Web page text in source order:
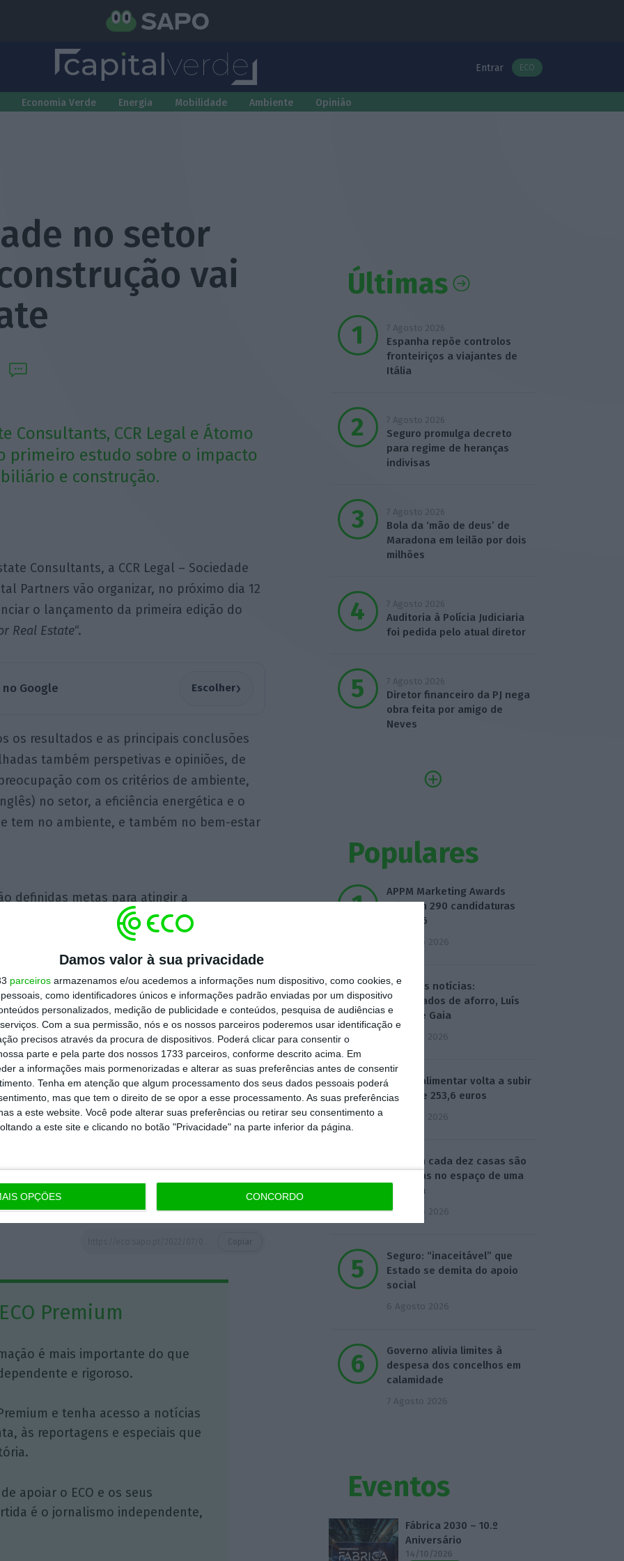
Damos valor à sua privacidade
parceiros armazenamos e/ou acedemos a informações num dispositivo, como cookies, e
como identificadores únicos e informações padrão enviadas por um dispositivo
personalizados, medição de publicidade e conteúdos, pesquisa de audiências e
Com a sua permissão, nós e os nossos parceiros poderemos usar identificação e
precisos através da procura de dispositivos. Poderá clicar para consentir o
parte e pela parte dos nossos 1733 parceiros, conforme descrito acima. Em
a informações mais pormenorizadas e alterar as suas preferências antes de consentir
Tenha em atenção que algum processamento dos seus dados pessoais poderá
mas que tem o direito de se opor a esse processamento. As suas preferências
a este website. Você pode alterar suas preferências ou retirar seu consentimento a
a este site e clicando no botão "Privacidade" na parte inferior da página.
OPÇÕES CONCORDO
Entrar ECO
Economia Verde Energia Mobilidade Ambiente Opinião
no setor
vai
Consultants, CCR Legal e Átomo
primeiro estudo sobre o impacto
e construção.
Consultants, a CCR Legal – Sociedade
Partners vão organizar, no próximo dia 12
o lançamento da primeira edição do
Real Estate“.
Google Escolher›
os resultados e as principais conclusões
também perspetivas e opiniões, de
com os critérios de ambiente,
no setor, a eficiência energética e o
tem no ambiente, e também no bem-estar
definidas metas para atingir a
e em que são lançados apelos para
sejam maiores.Só o setor imobiliário e
de CO2 a nível global.
relevante discussão sobre os principais
imobiliário, trazendo para cima da mesa
também dando voz a especialistas
e aos inquilinos que são quem, na
por estes temas”, informa o
no Palácio Sottomayor em Lisboa,
(gratuitas mas dependentes da
.
Premium
é mais importante do que
e rigoroso.
e tenha acesso a notícias
às reportagens e especiais que
apoiar o ECO e os seus
é o jornalismo independente,
Últimas
7 Agosto 2026
Espanha repõe controlos
fronteiriços a viajantes de
Itália
7 Agosto 2026
Seguro promulga decreto
para regime de heranças
indivisas
7 Agosto 2026
Bola da ‘mão de deus’ de
Maradona em leilão por dois
milhões
7 Agosto 2026
Auditoria à Polícia Judiciaria
foi pedida pelo atual diretor
7 Agosto 2026
Diretor financeiro da PJ nega
obra feita por amigo de
Neves
Populares
APPM Marketing Awards
atingem 290 candidaturas
em 2026
4 Agosto 2026
Hoje nas notícias:
certificados de aforro, Luís
Neves e Gaia
5 Agosto 2026
Cabaz alimentar volta a subir
e atinge 253,6 euros
5 Agosto 2026
Uma em cada dez casas são
vendidas no espaço de uma
semana
6 Agosto 2026
Seguro: “inaceitável” que
Estado se demita do apoio
social
6 Agosto 2026
Governo alivia limites à
despesa dos concelhos em
calamidade
7 Agosto 2026
Eventos
Fábrica 2030 – 10.º
Aniversário
14/10/2026